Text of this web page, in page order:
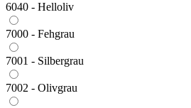
6040 - Helloliv
7000 - Fehgrau
7001 - Silbergrau
7002 - Olivgrau